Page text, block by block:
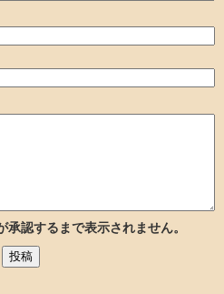
承認するまで表示されません。